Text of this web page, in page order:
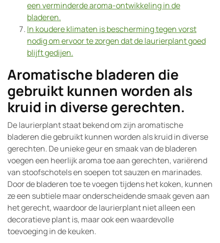
een verminderde aroma-ontwikkeling in de
bladeren.
In koudere klimaten is bescherming tegen vorst
nodig om ervoor te zorgen dat de laurierplant goed
blijft gedijen.
Aromatische bladeren die
gebruikt kunnen worden als
kruid in diverse gerechten.
De laurierplant staat bekend om zijn aromatische
bladeren die gebruikt kunnen worden als kruid in diverse
gerechten. De unieke geur en smaak van de bladeren
voegen een heerlijk aroma toe aan gerechten, variërend
van stoofschotels en soepen tot sauzen en marinades.
Door de bladeren toe te voegen tijdens het koken, kunnen
ze een subtiele maar onderscheidende smaak geven aan
het gerecht, waardoor de laurierplant niet alleen een
decoratieve plant is, maar ook een waardevolle
toevoeging in de keuken.